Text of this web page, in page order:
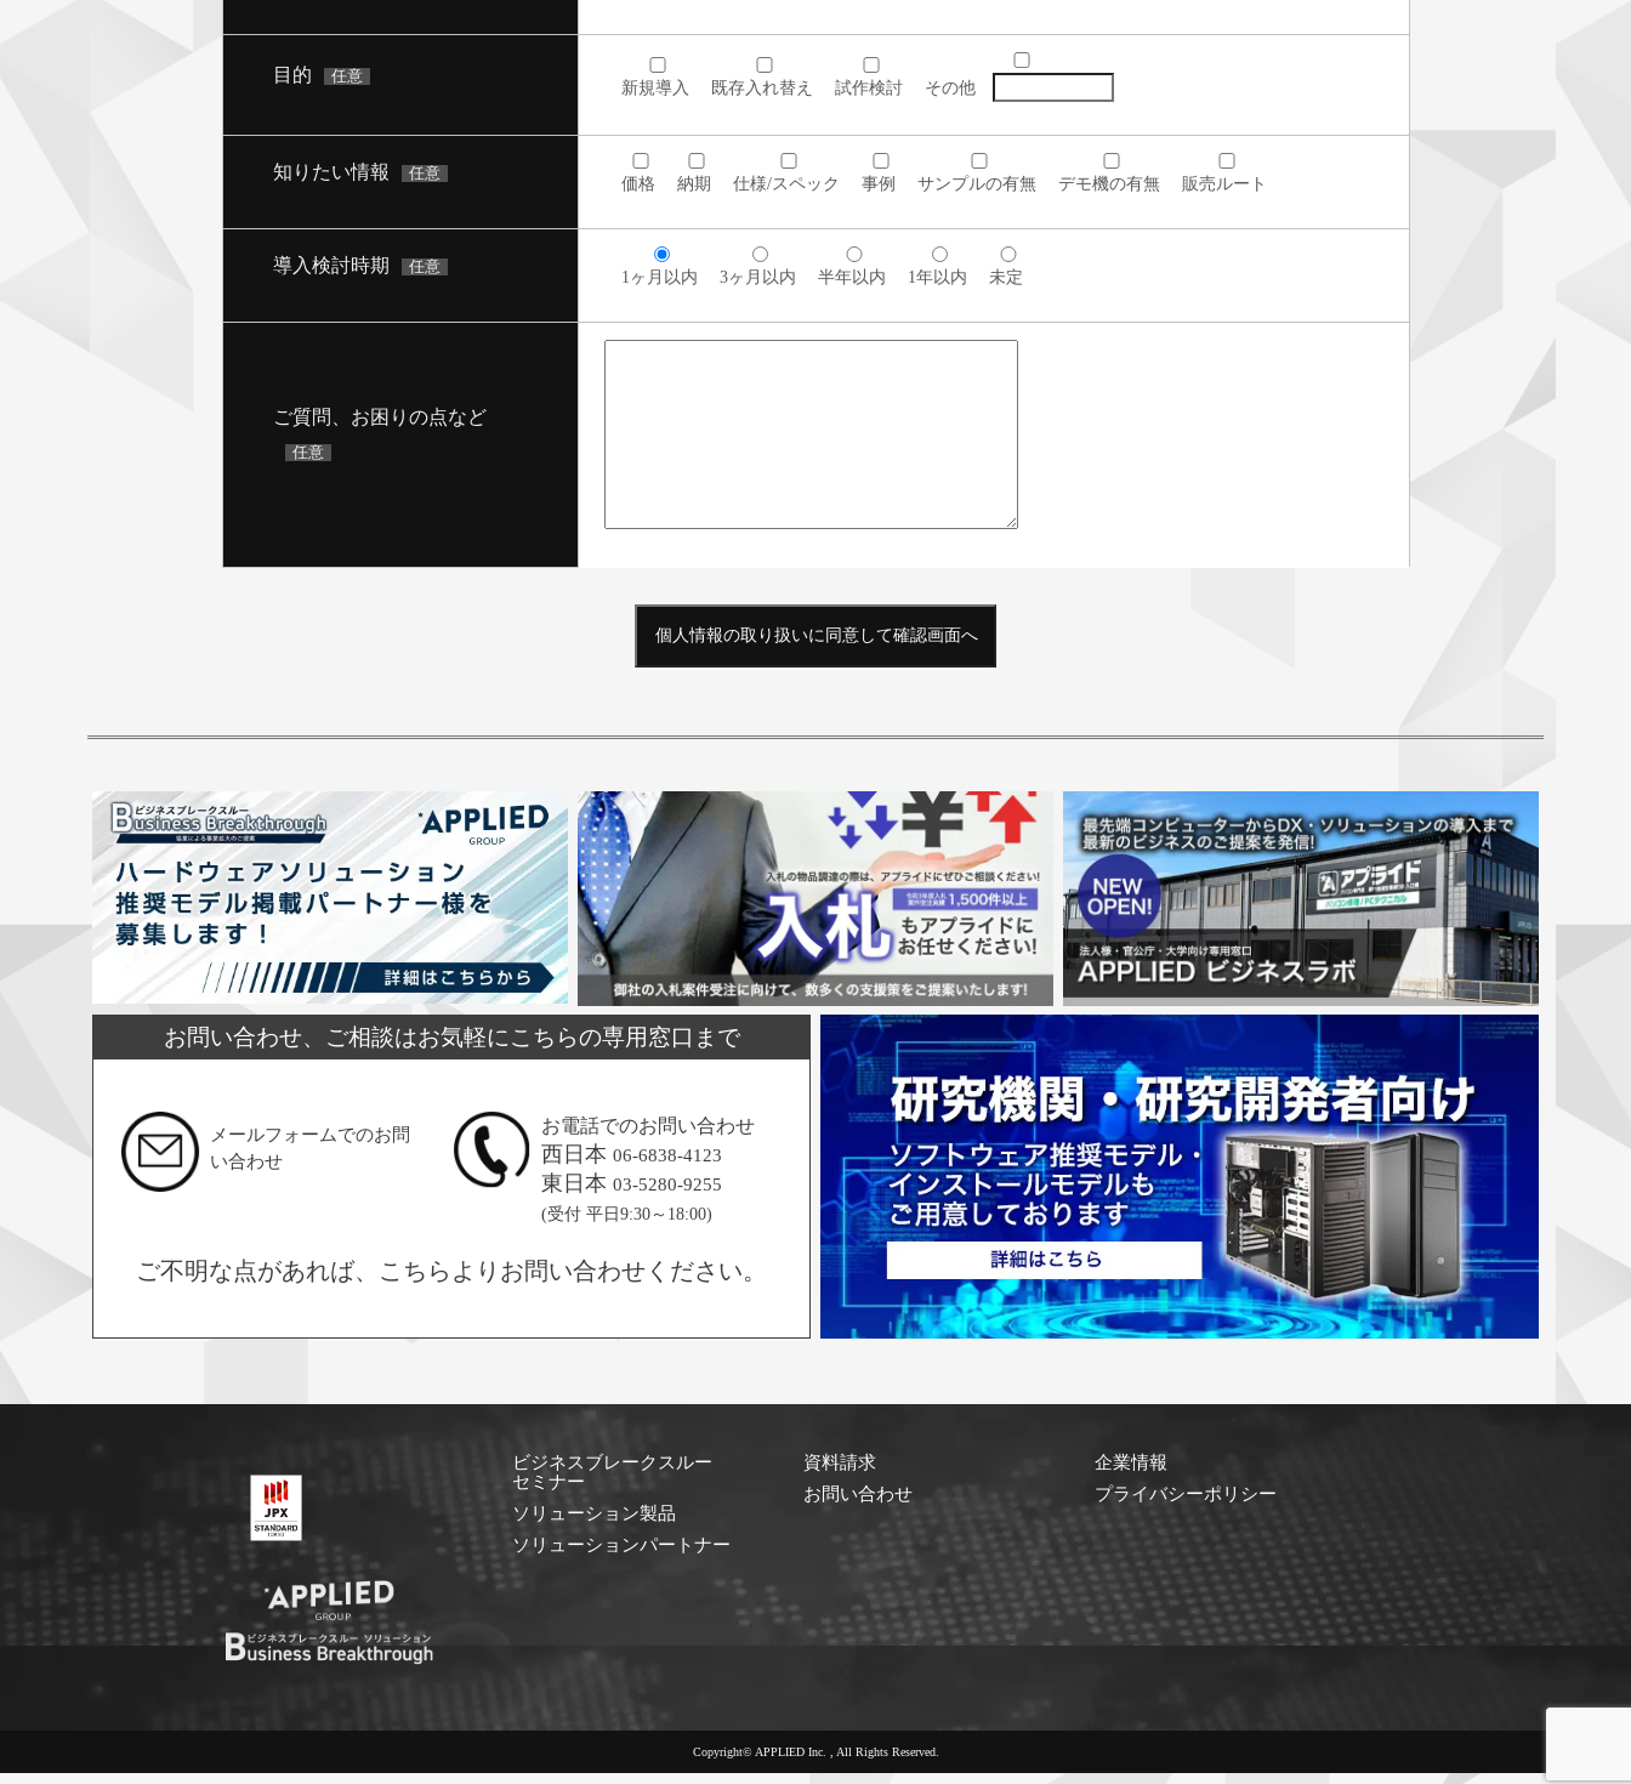
目的 任意
新規導入 既存入れ替え 試作検討 その他
知りたい情報 任意
価格 納期 仕様/スペック 事例 サンプルの有無 デモ機の有無 販売ルート
導入検討時期 任意
1ヶ月以内 3ヶ月以内 半年以内 1年以内 未定
ご質問、お困りの点など
任意
お問い合わせ、ご相談はお気軽にこちらの専用窓口まで
メールフォームでのお問
い合わせ
お電話でのお問い合わせ
西日本 06-6838-4123
東日本 03-5280-9255
(受付 平日9:30～18:00)
ご不明な点があれば、こちらよりお問い合わせください。
ビジネスブレークスルー
セミナー
ソリューション製品
ソリューションパートナー
資料請求
お問い合わせ
企業情報
プライバシーポリシー
Copyright© APPLIED Inc. , All Rights Reserved.